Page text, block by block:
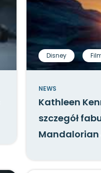
Disney
NEWS
Kathleen
szczegół
Mandalorian